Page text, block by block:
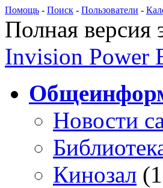
Помощь - Поиск - Пользователи -
Полная
Invision Power
Новости
Кинозал